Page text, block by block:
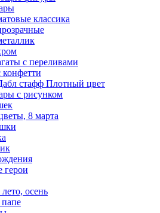
классика
с переливами
стафф Плотный цвет
с рисунком
8 марта
герои
осень